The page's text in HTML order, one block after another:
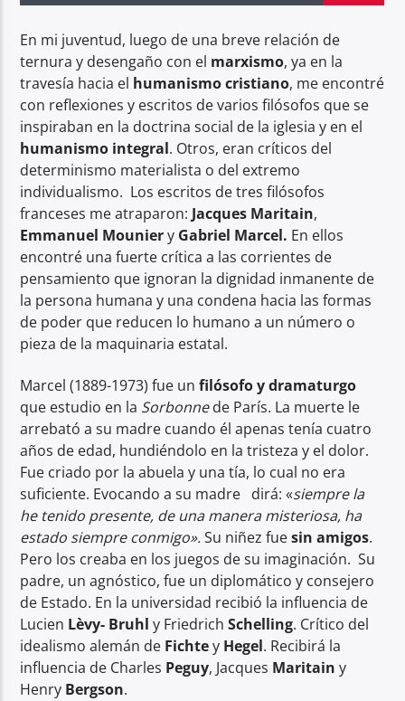
Radio hola
En mi juventud, luego de una breve relación de
ternura y desengaño con el marxismo, ya en la
travesía hacia el humanismo cristiano, me encontré
con reflexiones y escritos de varios filósofos que se
inspiraban en la doctrina social de la iglesia y en el
humanismo integral. Otros, eran críticos del
determinismo materialista o del extremo
individualismo. Los escritos de tres filósofos
franceses me atraparon: Jacques Maritain,
Emmanuel Mouniery Gabriel Marcel. En ellos
encontré una fuerte crítica a las corrientes de
pensamiento que ignoran la dignidad inmanente de
la persona humana y una condena hacia las formas
de poder que reducen lo humano a un número o
pieza de la maquinaria estatal.
Marcel (1889-1973) fue unfilósofo y dramaturgo
que estudio en la Sorbonnede París. La muerte le
arrebató a su madre cuando él apenas tenía cuatro
años de edad, hundiéndolo en la tristeza y el dolor.
Fue criado por la abuela y una tía, lo cual no era
suficiente. Evocando a su madre dirá: «siempre la
he tenido presente, de una manera misteriosa, ha
estado siempre conmigo».Su niñez fuesin amigos.
Pero los creaba en los juegos de su imaginación. Su
padre, un agnóstico, fue un diplomático y consejero
de Estado. En la universidad recibió la influencia de
Lucien Lèvy- Bruhl y FriedrichSchelling. Crítico del
idealismo alemán de Fichtey Hegel. Recibirá la
influencia de Charles Peguy, Jacques Maritain y
Henry Bergson.